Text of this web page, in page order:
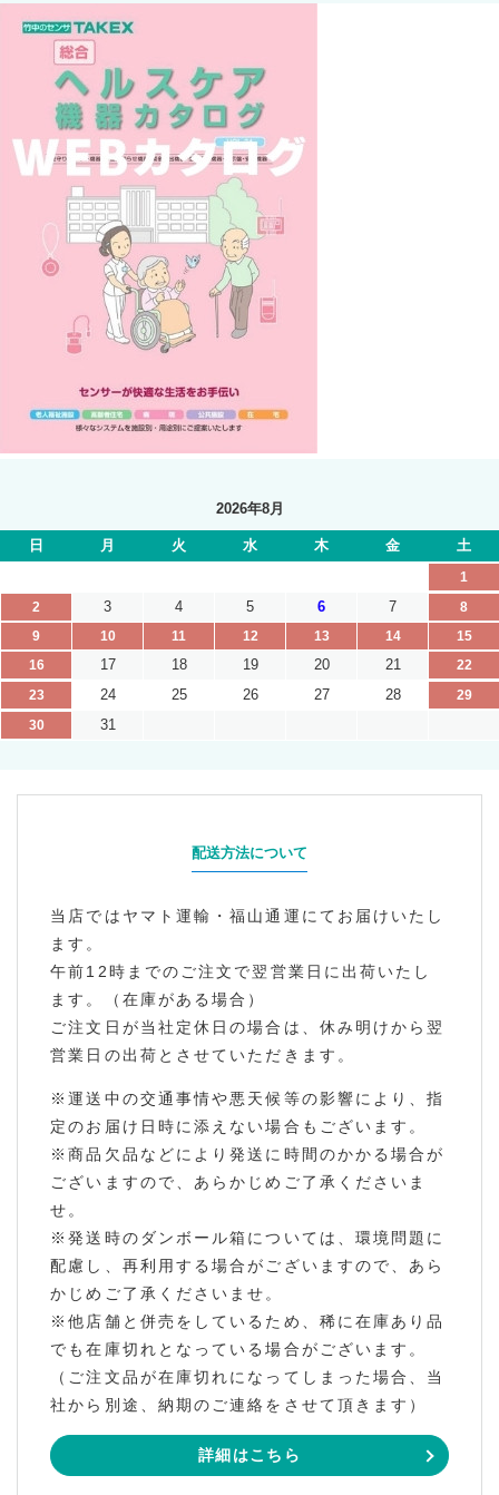
2026年8月
日 月 火 水 木 金 土
1
2
3 4 5 6 7
8
9
10 11 12 13 14
15
16
17 18 19 20 21
22
23
24 25 26 27 28
29
30
31
配送方法について
当店ではヤマト運輸・福山通運にてお届けいたし
ます。
午前12時までのご注文で翌営業日に出荷いたし
ます。（在庫がある場合）
ご注文日が当社定休日の場合は、休み明けから翌
営業日の出荷とさせていただきます。
※運送中の交通事情や悪天候等の影響により、指
定のお届け日時に添えない場合もございます。
※商品欠品などにより発送に時間のかかる場合が
ございますので、あらかじめご了承くださいま
せ。
※発送時のダンボール箱については、環境問題に
配慮し、再利用する場合がございますので、あら
かじめご了承くださいませ。
※他店舗と併売をしているため、稀に在庫あり品
でも在庫切れとなっている場合がございます。
（ご注文品が在庫切れになってしまった場合、当
社から別途、納期のご連絡をさせて頂きます）
詳細はこちら